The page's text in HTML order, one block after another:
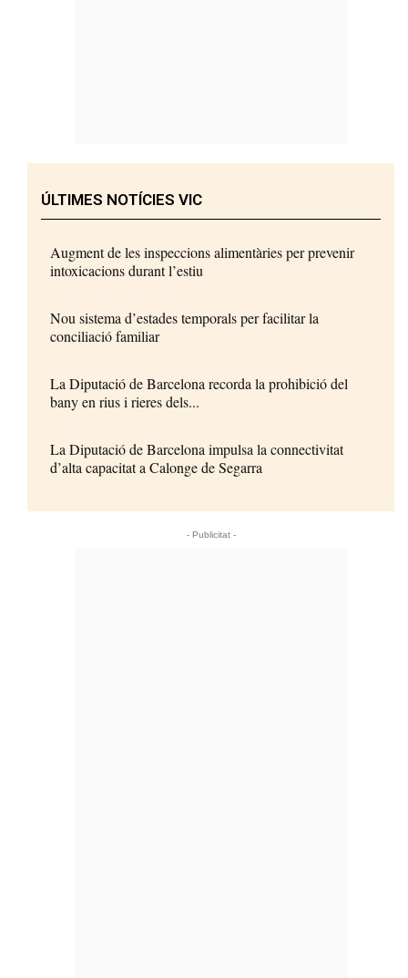
ÚLTIMES NOTÍCIES VIC
Augment de les inspeccions alimentàries per prevenir
intoxicacions durant l’estiu
Nou sistema d’estades temporals per facilitar la
conciliació familiar
La Diputació de Barcelona recorda la prohibició del
bany en rius i rieres dels...
La Diputació de Barcelona impulsa la connectivitat
d’alta capacitat a Calonge de Segarra
- Publicitat -